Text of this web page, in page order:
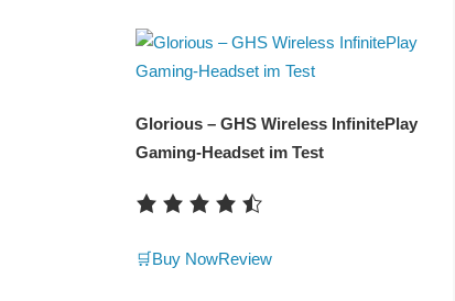
Glorious – GHS Wireless InfinitePlay
Gaming-Headset im Test
🛒Buy NowReview